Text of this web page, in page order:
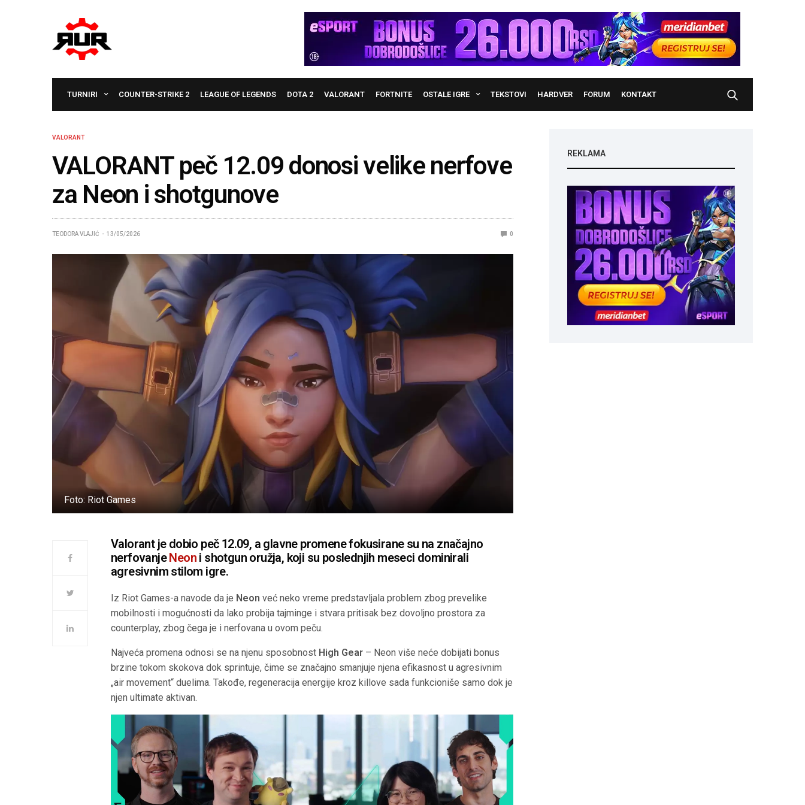
TURNIRI COUNTER-STRIKE 2 LEAGUE OF LEGENDS DOTA 2 VALORANT FORTNITE OSTALE IGRE TEKSTOVI HARDVER FORUM KONTAKT
VALORANT
VALORANT peč 12.09 donosi velike nerfove
za Neon i shotgunove
TEODORA VLAJIĆ 13/05/2026 0
Foto: Riot Games
Valorant je dobio peč 12.09, a glavne promene fokusirane su na značajno
nerfovanjeNeon i shotgun oružja, koji su poslednjih meseci dominirali
agresivnim stilom igre.
Iz Riot Games-a navode da je Neon već neko vreme predstavljala problem zbog prevelike
mobilnosti i mogućnosti da lako probija tajminge i stvara pritisak bez dovoljno prostora za
counterplay, zbog čega je i nerfovana u ovom peču.
Najveća promena odnosi se na njenu sposobnost High Gear – Neon više neće dobijati bonus
brzine tokom skokova dok sprintuje, čime se značajno smanjuje njena efikasnost u agresivnim
„air movement“ duelima. Takođe, regeneracija energije kroz killove sada funkcioniše samo dok je
njen ultimate aktivan.
REKLAMA